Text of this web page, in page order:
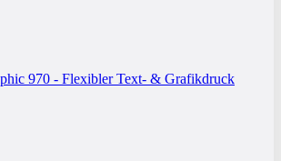
970 - Flexibler Text- & Grafikdruck